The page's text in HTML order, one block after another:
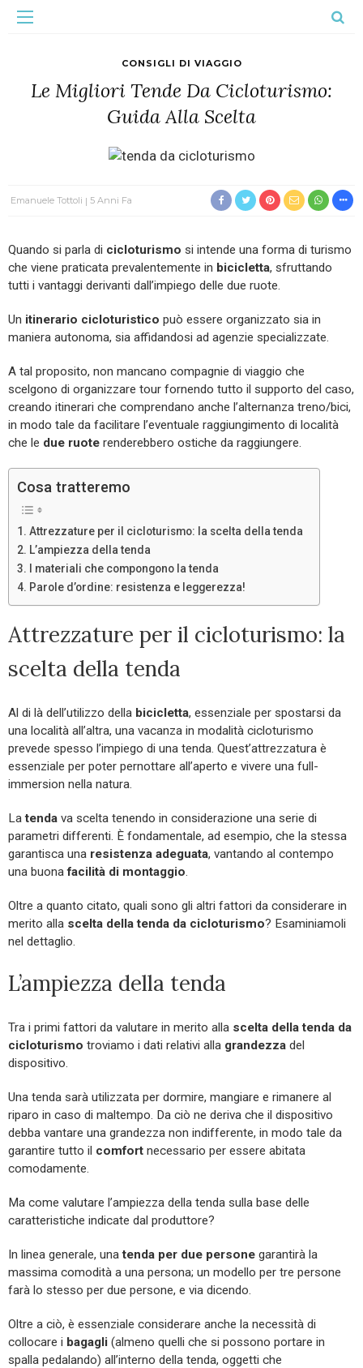
CONSIGLI DI VIAGGIO
Le Migliori Tende Da Cicloturismo:
Guida Alla Scelta
Emanuele Tottoli 5 Anni Fa
Quando si parla di cicloturismo si intende una forma di turismo
che viene praticata prevalentemente in bicicletta, sfruttando
tutti i vantaggi derivanti dall’impiego delle due ruote.
Un itinerario cicloturistico può essere organizzato sia in
maniera autonoma, sia affidandosi ad agenzie specializzate.
A tal proposito, non mancano compagnie di viaggio che
scelgono di organizzare tour fornendo tutto il supporto del caso,
creando itinerari che comprendano anche l’alternanza treno/bici,
in modo tale da facilitare l’eventuale raggiungimento di località
che le due ruote renderebbero ostiche da raggiungere.
Cosa tratteremo
Attrezzature per il cicloturismo: la scelta della tenda
L’ampiezza della tenda
I materiali che compongono la tenda
Parole d’ordine: resistenza e leggerezza!
Attrezzature per il cicloturismo: la
scelta della tenda
Al di là dell’utilizzo della bicicletta, essenziale per spostarsi da
una località all’altra, una vacanza in modalità cicloturismo
prevede spesso l’impiego di una tenda. Quest’attrezzatura è
essenziale per poter pernottare all’aperto e vivere una full-
immersion nella natura.
Latenda va scelta tenendo in considerazione una serie di
parametri differenti. È fondamentale, ad esempio, che la stessa
garantisca una resistenza adeguata, vantando al contempo
una buonafacilità di montaggio.
Oltre a quanto citato, quali sono gli altri fattori da considerare in
merito alla scelta della tenda da cicloturismo? Esaminiamoli
nel dettaglio.
L’ampiezza della tenda
Tra i primi fattori da valutare in merito alla scelta della tenda da
cicloturismo troviamo i dati relativi alla grandezza del
dispositivo.
Una tenda sarà utilizzata per dormire, mangiare e rimanere al
riparo in caso di maltempo. Da ciò ne deriva che il dispositivo
debba vantare una grandezza non indifferente, in modo tale da
garantire tutto il comfort necessario per essere abitata
comodamente.
Ma come valutare l’ampiezza della tenda sulla base delle
caratteristiche indicate dal produttore?
In linea generale, unatenda per due persone garantirà la
massima comodità a una persona; un modello per tre persone
farà lo stesso per due persone, e via dicendo.
Oltre a ciò, è essenziale considerare anche la necessità di
collocare i bagagli (almeno quelli che si possono portare in
spalla pedalando) all’interno della tenda, oggetti che